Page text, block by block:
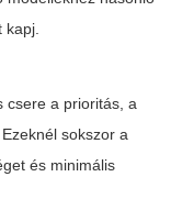
kapj.
csere a prioritás, a
sokszor a
és minimális